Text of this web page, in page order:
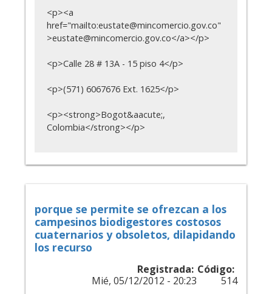
<p><a
href="mailto:eustate@mincomercio.gov.co"
>eustate@mincomercio.gov.co</a></p>
<p>Calle 28 # 13A - 15 piso 4</p>
<p>(571) 6067676 Ext. 1625</p>
<p><strong>Bogot&aacute;,
Colombia</strong></p>
porque se permite se ofrezcan a los
campesinos biodigestores costosos
cuaternarios y obsoletos, dilapidando
los recurso
Registrada:
Mié, 05/12/2012 - 20:23
Código:
514